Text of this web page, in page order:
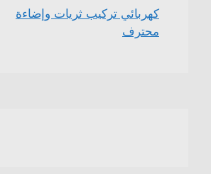
كهربائي تركيب ثريات وإضاءة
محترف